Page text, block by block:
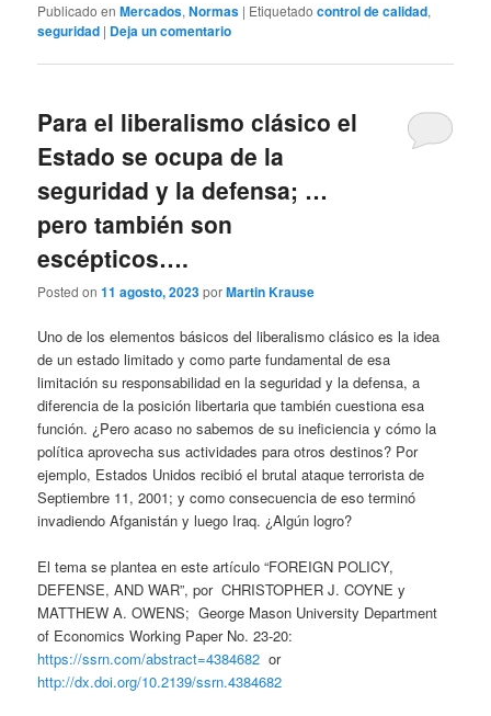
Publicado en Mercados,Normas | Etiquetado control de calidad,
seguridad | Deja un comentario
Para el liberalismo clásico el
Estado se ocupa de la
seguridad y la defensa; …
pero también son
escépticos….
Posted on11 agosto, 2023porMartin Krause
Uno de los elementos básicos del liberalismo clásico es la idea
de un estado limitado y como parte fundamental de esa
limitación su responsabilidad en la seguridad y la defensa, a
diferencia de la posición libertaria que también cuestiona esa
función. ¿Pero acaso no sabemos de su ineficiencia y cómo la
política aprovecha sus actividades para otros destinos? Por
ejemplo, Estados Unidos recibió el brutal ataque terrorista de
Septiembre 11, 2001; y como consecuencia de eso terminó
invadiendo Afganistán y luego Iraq. ¿Algún logro?
El tema se plantea en este artículo “FOREIGN POLICY,
DEFENSE, AND WAR”, por CHRISTOPHER J. COYNE y
MATTHEW A. OWENS; George Mason University Department
of Economics Working Paper No. 23-20:
https://ssrn.com/abstract=4384682 or
http://dx.doi.org/10.2139/ssrn.4384682